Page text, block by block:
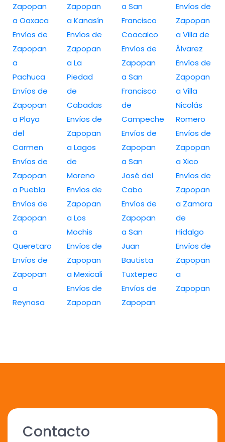
Zapopan
a Oaxaca
Envíos de
Zapopan
a
Pachuca
Envíos de
Zapopan
a Playa
del
Carmen
Envíos de
Zapopan
a Puebla
Envíos de
Zapopan
a
Queretaro
Envíos de
Zapopan
a
Reynosa
Zapopan
a Kanasín
Envíos de
Zapopan
a La
Piedad
de
Cabadas
Envíos de
Zapopan
a Lagos
de
Moreno
Envíos de
Zapopan
a Los
Mochis
Envíos de
Zapopan
a Mexicali
Envíos de
Zapopan
a San
Francisco
Coacalco
Envíos de
Zapopan
a San
Francisco
de
Campeche
Envíos de
Zapopan
a San
José del
Cabo
Envíos de
Zapopan
a San
Juan
Bautista
Tuxtepec
Envíos de
Zapopan
Envíos de
Zapopan
a Villa de
Álvarez
Envíos de
Zapopan
a Villa
Nicolás
Romero
Envíos de
Zapopan
a Xico
Envíos de
Zapopan
a Zamora
de
Hidalgo
Envíos de
Zapopan
a
Zapopan
Contacto